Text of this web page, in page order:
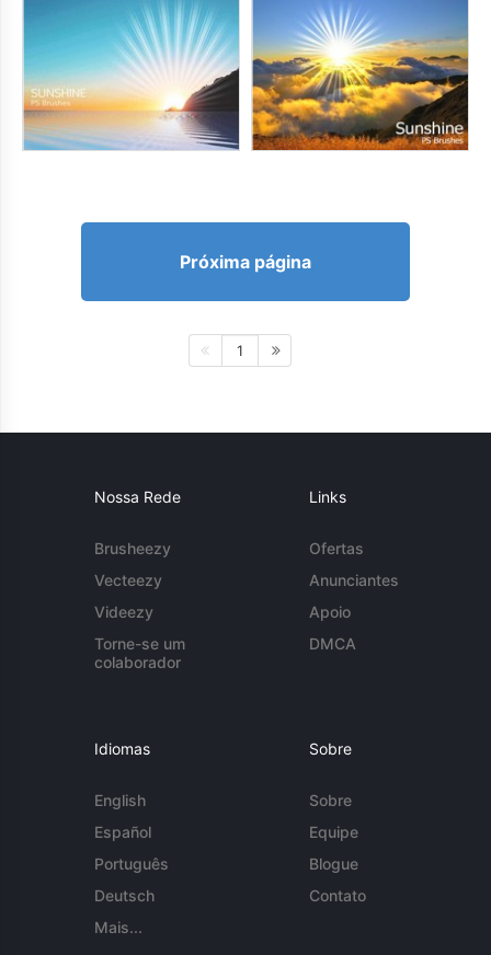
Próxima página
1
Nossa Rede
Brusheezy
Vecteezy
Videezy
Torne-se um
colaborador
Links
Ofertas
Anunciantes
Apoio
DMCA
Idiomas
English
Español
Português
Deutsch
Mais...
Sobre
Sobre
Equipe
Blogue
Contato